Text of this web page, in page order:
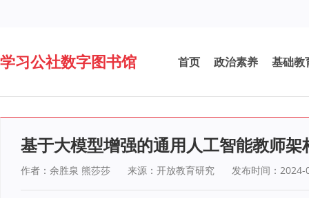
学习公社数字图书馆 首页 政治素养 基础教
基于大模型增强的通用人工智能教师架
作者：余胜泉 熊莎莎 来源：开放教育研究 发布时间：2024-